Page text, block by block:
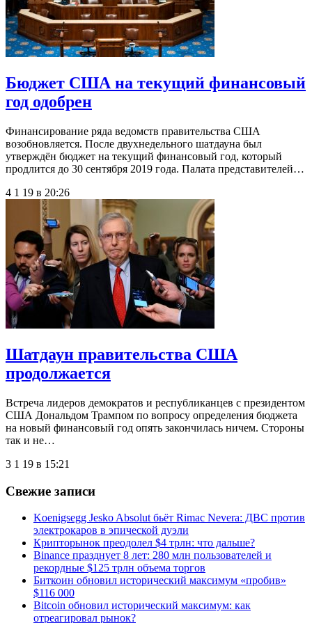
Бюджет США на текущий финансовый
год одобрен
Финансирование ряда ведомств правительства США
возобновляется. После двухнедельного шатдауна был
утверждён бюджет на текущий финансовый год, который
продлится до 30 сентября 2019 года. Палата представителей…
4 1 19 в 20:26
Шатдаун правительства США
продолжается
Встреча лидеров демократов и республиканцев с президентом
США Дональдом Трампом по вопросу определения бюджета
на новый финансовый год опять закончилась ничем. Стороны
так и не…
3 1 19 в 15:21
Свежие записи
Koenigsegg Jesko Absolut бьёт Rimac Nevera: ДВС против
электрокаров в эпической дуэли
Крипторынок преодолел $4 трлн: что дальше?
Binance празднует 8 лет: 280 млн пользователей и
рекордные $125 трлн объема торгов
Биткоин обновил исторический максимум «пробив»
$116 000
Bitcoin обновил исторический максимум: как
отреагировал рынок?